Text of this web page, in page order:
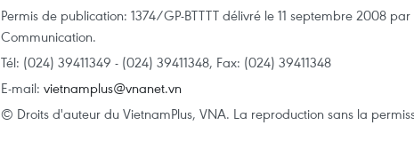
Permis de publication: 1374/GP-BTTTT délivré le 11 septembre 2008
Communication.
Tél: (024) 39411349 - (024) 39411348, Fax: (024) 39411348
E-mail: vietnamplus@vnanet.vn
© Droits d'auteur du VietnamPlus, VNA. La reproduction sans la